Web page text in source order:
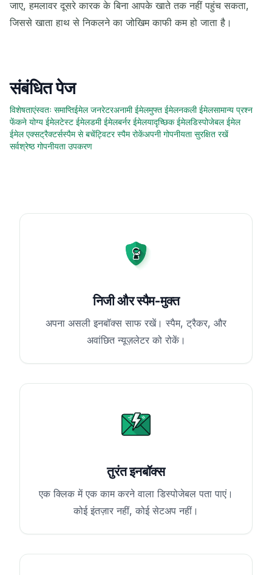
जाए, हमलावर दूसरे कारक के बिना आपके खाते तक नहीं पहुंच सकता,
जिससे खाता हाथ से निकलने का जोखिम काफी कम हो जाता है।
संबंधित पेज
विशेषताएंस्वतः समाप्तिईमेल जनरेटरअनामी ईमेलमुफ्त ईमेलनकली ईमेलसामान्य प्रश्न
फेंकने योग्य ईमेलटेस्ट ईमेलडमी ईमेलबर्नर ईमेलयादृच्छिक ईमेलडिस्पोजेबल ईमेल
ईमेल एक्सट्रैक्टर्सस्पैम से बचेंट्विटर स्पैम रोकेंअपनी गोपनीयता सुरक्षित रखें
सर्वश्रेष्ठ गोपनीयता उपकरण
निजी और स्पैम-मुक्त
अपना असली इनबॉक्स साफ रखें। स्पैम, ट्रैकर, और
अवांछित न्यूज़लेटर को रोकें।
तुरंत इनबॉक्स
एक क्लिक में एक काम करने वाला डिस्पोजेबल पता पाएं।
कोई इंतज़ार नहीं, कोई सेटअप नहीं।